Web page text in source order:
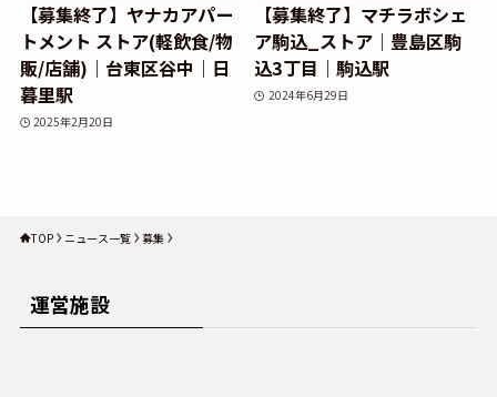
【募集終了】ヤナカアパー
トメント ストア(軽飲食/物
販/店舗)｜台東区谷中｜日
暮里駅
2025年2月20日
【募集終了】マチラボシェ
ア駒込_ストア｜豊島区駒
込3丁目｜駒込駅
2024年6月29日
TOP ニュース一覧 募集
運営施設